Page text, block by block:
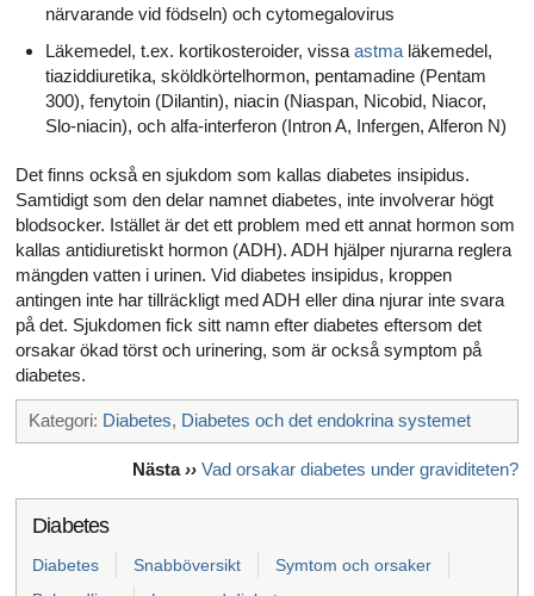
närvarande vid födseln) och cytomegalovirus
Läkemedel, t.ex. kortikosteroider, vissa astma läkemedel,
tiaziddiuretika, sköldkörtelhormon, pentamadine (Pentam
300), fenytoin (Dilantin), niacin (Niaspan, Nicobid, Niacor,
Slo-niacin), och alfa-interferon (Intron A, Infergen, Alferon N)
Det finns också en sjukdom som kallas diabetes insipidus.
Samtidigt som den delar namnet diabetes, inte involverar högt
blodsocker. Istället är det ett problem med ett annat hormon som
kallas antidiuretiskt hormon (ADH). ADH hjälper njurarna reglera
mängden vatten i urinen. Vid diabetes insipidus, kroppen
antingen inte har tillräckligt med ADH eller dina njurar inte svara
på det. Sjukdomen fick sitt namn efter diabetes eftersom det
orsakar ökad törst och urinering, som är också symptom på
diabetes.
Kategori: Diabetes, Diabetes och det endokrina systemet
Nästa›› Vad orsakar diabetes under graviditeten?
Diabetes
Diabetes Snabböversikt
Symtom och orsaker